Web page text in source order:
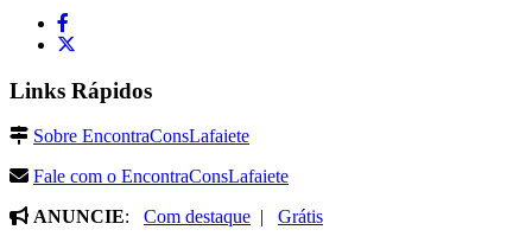
Links Rápidos
Sobre EncontraConsLafaiete
Fale com o EncontraConsLafaiete
ANUNCIE: Com destaque | Grátis